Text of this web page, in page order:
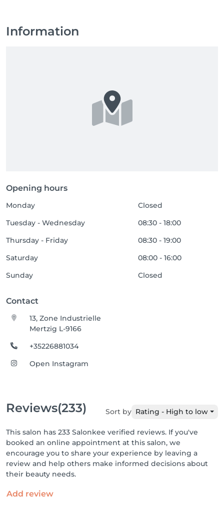
Information
Opening hours
Monday
Closed
Tuesday - Wednesday
08:30 - 18:00
Thursday - Friday
08:30 - 19:00
Saturday
08:00 - 16:00
Sunday
Closed
Contact
13, Zone Industrielle
Mertzig L-9166
+35226881034
Open Instagram
Reviews(233) Sort by Rating - High to low
This salon has 233 Salonkee verified reviews. If you've
booked an online appointment at this salon, we
encourage you to share your experience by leaving a
review and help others make informed decisions about
their beauty needs.
Add review